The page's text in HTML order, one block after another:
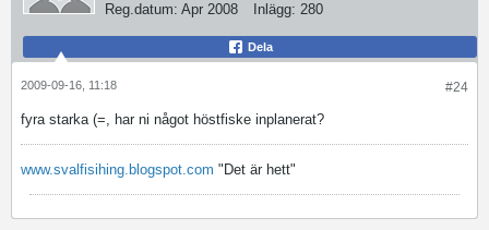
Reg.datum: Apr 2008 Inlägg: 280
Dela
#24
2009-09-16, 11:18
fyra starka (=, har ni något höstfiske inplanerat?
www.svalfisihing.blogspot.com "Det är hett"